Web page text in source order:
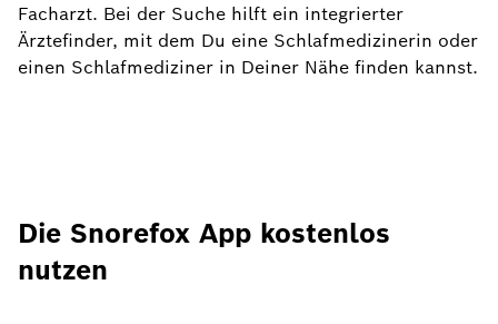
Facharzt. Bei der Suche hilft ein integrierter
Ärztefinder, mit dem Du eine Schlafmedizinerin oder
einen Schlafmediziner in Deiner Nähe finden kannst.
Die Snorefox App kostenlos
nutzen